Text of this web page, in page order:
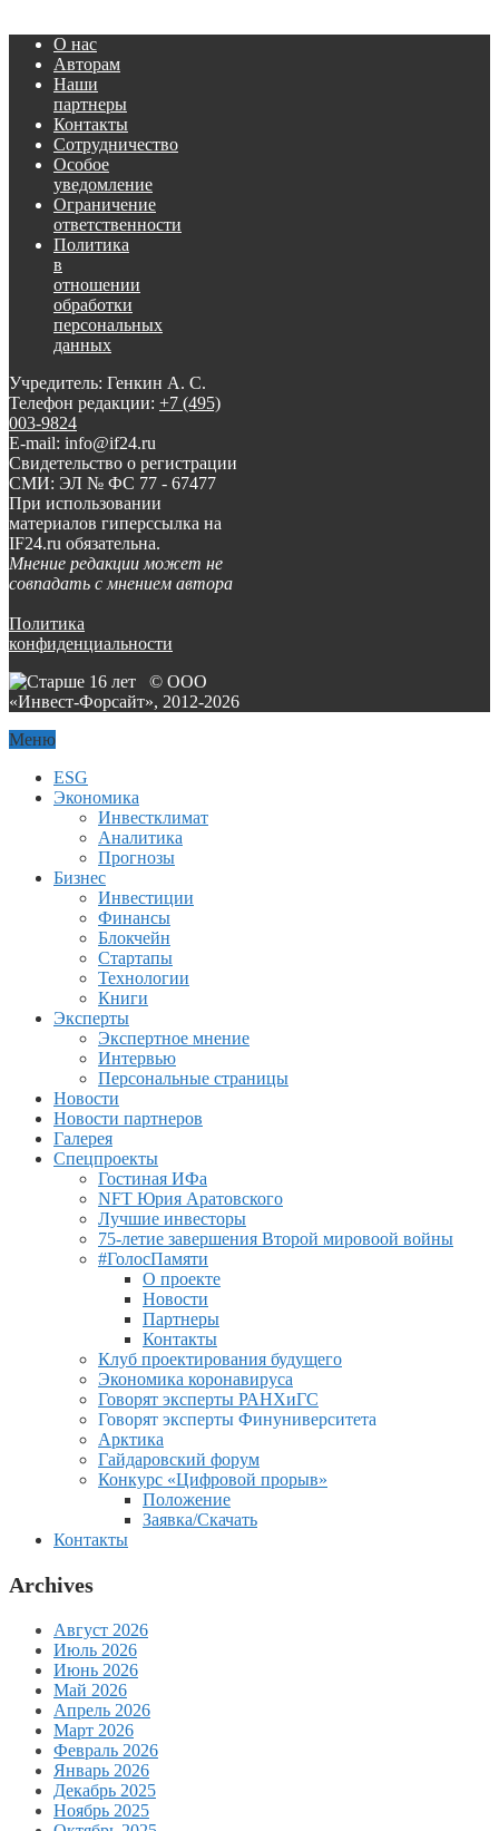
О нас
Авторам
Наши
партнеры
Контакты
Сотрудничество
Особое
уведомление
Ограничение
ответственности
Политика
в
отношении
обработки
персональных
данных
Учредитель: Генкин А. С.
Телефон редакции: +7 (495)
003-9824
E-mail: info@if24.ru
Свидетельство о регистрации
СМИ: ЭЛ № ФС 77 - 67477
При использовании
материалов гиперссылка на
IF24.ru обязательна.
Мнение редакции может не
совпадать с мнением автора
Политика
конфиденциальности
© ООО
«Инвест-Форсайт», 2012-2026
Меню
ESG
Экономика
Инвестклимат
Аналитика
Прогнозы
Бизнес
Инвестиции
Финансы
Блокчейн
Стартапы
Технологии
Книги
Эксперты
Экспертное мнение
Интервью
Персональные страницы
Новости
Новости партнеров
Галерея
Спецпроекты
Гостиная ИФа
NFT Юрия Аратовского
Лучшие инвесторы
75-летие завершения Второй мировоой войны
#ГолосПамяти
О проекте
Новости
Партнеры
Контакты
Клуб проектирования будущего
Экономика коронавируса
Говорят эксперты РАНХиГС
Говорят эксперты Финуниверситета
Арктика
Гайдаровский форум
Конкурс «Цифровой прорыв»
Положение
Заявка/Скачать
Контакты
Archives
Август 2026
Июль 2026
Июнь 2026
Май 2026
Апрель 2026
Март 2026
Февраль 2026
Январь 2026
Декабрь 2025
Ноябрь 2025